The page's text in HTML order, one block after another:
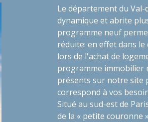
Le département du
dynamique et abrite
programme neuf
réduite: en effet dans le
lors de l'achat de
programme immobilier
présents sur notre site
correspond à vos
Situé au sud-est de
de la « petite couronne